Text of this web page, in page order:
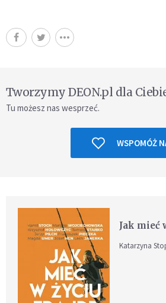
Tworzymy DEON.pl dla
Tu możesz nas wesprzeć.
WSPOMÓŻ
Jak mieć
Katarzyna